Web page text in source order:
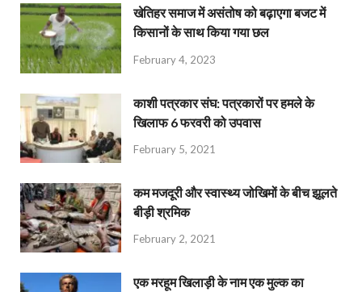
खेतिहर समाज में असंतोष को बढ़ाएगा बजट में
किसानों के साथ किया गया छल
February 4, 2023
काशी पत्रकार संघ: पत्रकारों पर हमले के
खिलाफ 6 फरवरी को उपवास
February 5, 2021
कम मजदूरी और स्वास्थ्य जोखिमों के बीच झूलते
बीड़ी श्रमिक
February 2, 2021
एक मरहूम खिलाड़ी के नाम एक मुल्क का